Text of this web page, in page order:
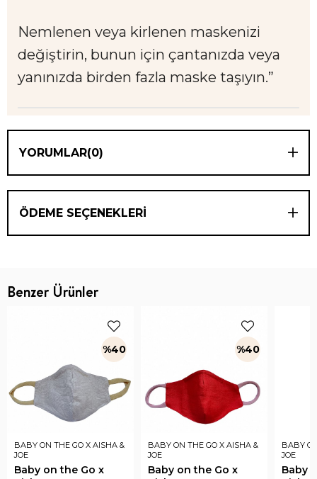
Nemlenen veya kirlenen maskenizi
değiştirin, bunun için çantanızda veya
yanınızda birden fazla maske taşıyın.”
YORUMLAR(0)
ÖDEME SEÇENEKLERI
Benzer Ürünler
BABY ON THE GO X AISHA &
JOE
Baby on the Go x
%40
BABY ON THE GO X AISHA &
JOE
Baby on the Go x
%40
BABY
JOE
Baby